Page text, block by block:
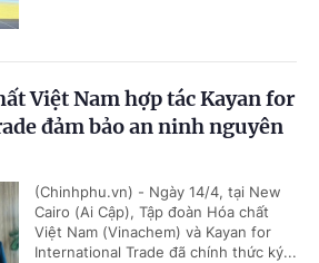
Việt Nam hợp tác Kayan for
đảm bảo an ninh nguyên
(Chinhphu.vn) - Ngày 14/4, tại New
Cairo (Ai Cập), Tập đoàn Hóa chất
Việt Nam (Vinachem) và Kayan for
International Trade đã chính thức ký...